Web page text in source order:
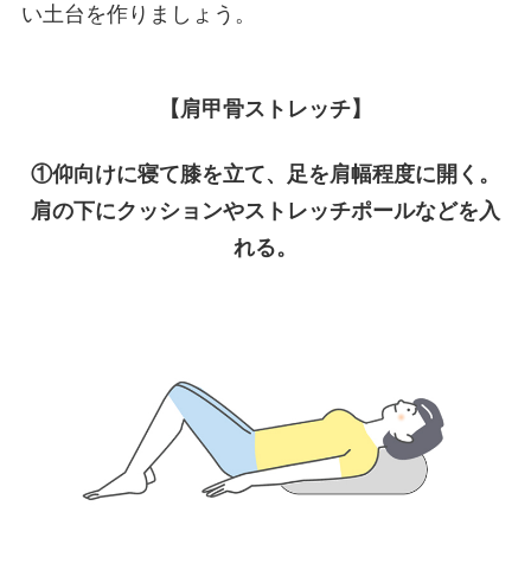
い土台を作りましょう。
【肩甲骨ストレッチ】
①仰向けに寝て膝を立て、足を肩幅程度に開く。
肩の下にクッションやストレッチポールなどを入
れる。